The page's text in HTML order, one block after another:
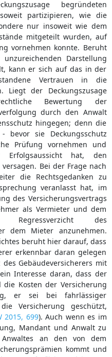
begründeten
partizipieren, wie die
nur insoweit wie dem
mitgeteilt wurden, auf
vornehmen konnte. Beruht
Darstellung
kann er sich auf das in der
Vertrauen in die
Liegt der Deckungszusage
Bewertung der
durch den Anwalt
hingegen; denn die
- bevor sie Deckungsschutz
Prüfung vornehmen und
hat, den
Bei der Frage nach
die Rechtsgedanken zu
veranlasst hat, im
des Versicherungsvertrags
als Vermieter und dem
Regressverzicht des
dem Mieter anzunehmen.
beruht hier darauf, dass
erkennbar daran gelegen
Gebäudeversicherers mit
Interesse daran, dass der
Kosten der Versicherung
er sei bei fahrlässiger
Versicherung geschützt,
2015, 699). Auch wenn es im
Mandant und Anwalt zu
Anwaltes an den von dem
kommt und